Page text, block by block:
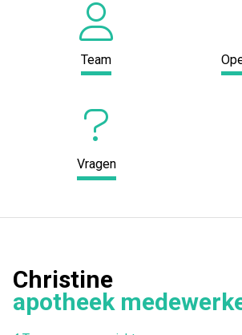
Team
Vragen
Christine
apotheek